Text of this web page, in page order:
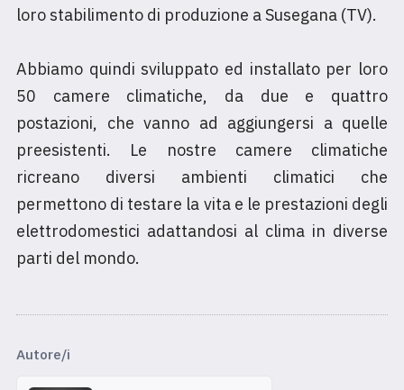
loro stabilimento di produzione a Susegana (TV).
Abbiamo quindi sviluppato ed installato per loro
50 camere climatiche, da due e quattro
postazioni, che vanno ad aggiungersi a quelle
preesistenti. Le nostre camere climatiche
ricreano diversi ambienti climatici che
permettono di testare la vita e le prestazioni degli
elettrodomestici adattandosi al clima in diverse
parti del mondo.
Autore/i